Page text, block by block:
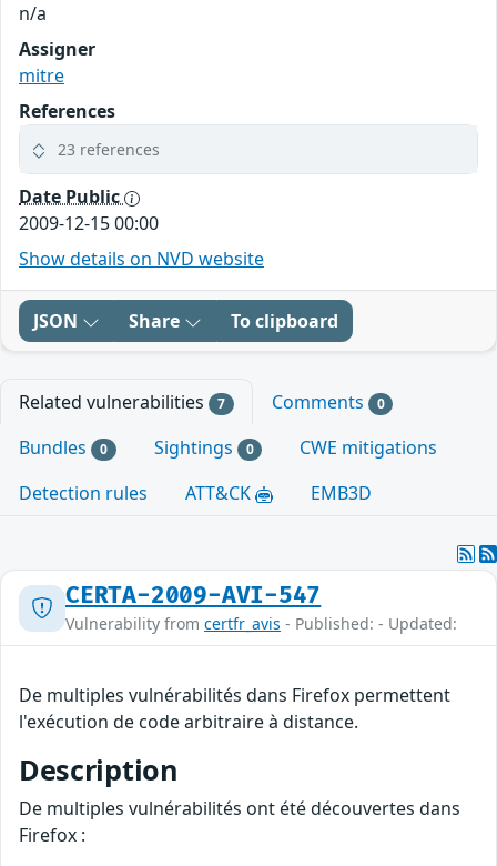
n/a
Assigner
mitre
References
23 references
Date Public
2009-12-15 00:00
Show details on NVD website
JSON Share To clipboard
Related vulnerabilities 7 Comments 0
Bundles 0 Sightings 0
CWE mitigations
Detection rules
ATT&CK EMB3D
CERTA-2009-AVI-547
Vulnerability from certfr_avis - Published: - Updated:
De multiples vulnérabilités dans Firefox permettent
l'exécution de code arbitraire à distance.
Description
De multiples vulnérabilités ont été découvertes dans
Firefox :